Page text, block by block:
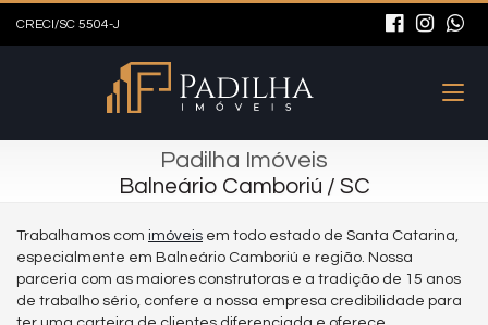
CRECI/SC 5504-J
Padilha Imóveis
Balneário Camboriú / SC
Trabalhamos com imóveis em todo estado de Santa Catarina,
especialmente em Balneário Camboriú e região. Nossa
parceria com as maiores construtoras e a tradição de 15 anos
de trabalho sério, confere a nossa empresa credibilidade para